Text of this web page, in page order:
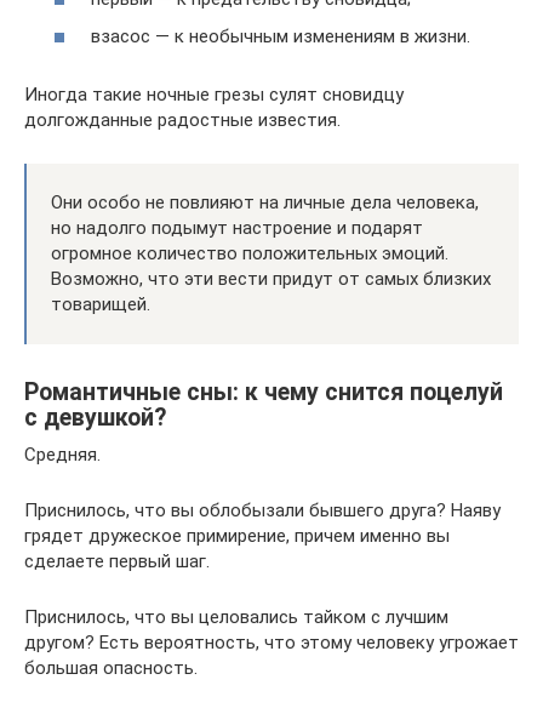
взасос — к необычным изменениям в жизни.
Иногда такие ночные грезы сулят сновидцу
долгожданные радостные известия.
Они особо не повлияют на личные дела человека,
но надолго подымут настроение и подарят
огромное количество положительных эмоций.
Возможно, что эти вести придут от самых близких
товарищей.
Романтичные сны: к чему снится поцелуй
с девушкой?
Средняя.
Приснилось, что вы облобызали бывшего друга? Наяву
грядет дружеское примирение, причем именно вы
сделаете первый шаг.
Приснилось, что вы целовались тайком с лучшим
другом? Есть вероятность, что этому человеку угрожает
большая опасность.